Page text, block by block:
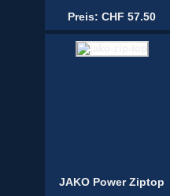
Preis: CHF 57.50
JAKO Power Ziptop